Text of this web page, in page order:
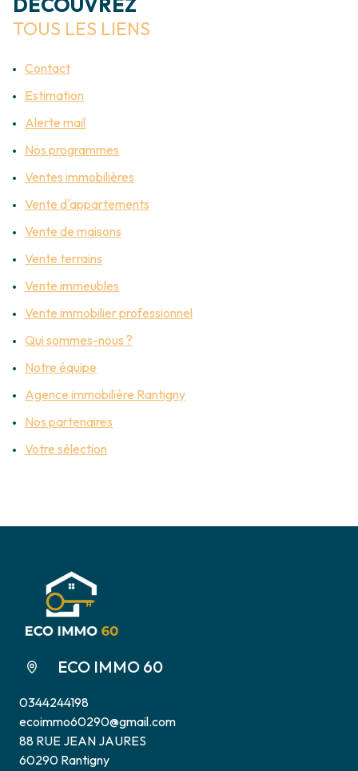
TERRAINS
EMAIL
CONTACT
TOUS LES LIENS
Contact
Estimation
Alerte mail
Nos programmes
Ventes immobilières
Vente d'appartements
Vente de maisons
Vente terrains
Vente immeubles
Vente immobilier professionnel
Qui sommes-nous ?
Notre équipe
Agence immobilière Rantigny
Nos partenaires
Votre sélection
ECO IMMO 60
0344244198
ecoimmo60290@gmail.com
88 RUE JEAN JAURES
60290 Rantigny